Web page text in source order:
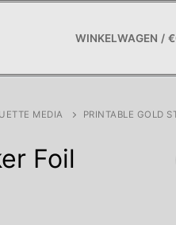
WINKELWAGEN / €
MEDIA
PRINTABLE GOLD
Foil